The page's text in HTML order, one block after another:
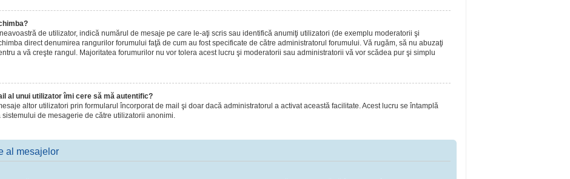
de utilizator, indică numărul de mesaje pe care le-aţi scris sau identifică anumiţi utilizatori (de exemplu moderatorii şi
direct denumirea rangurilor forumului faţă de cum au fost specificate de către administratorul forumului. Vă rugăm, să nu abuzaţi
a vă creşte rangul. Majoritatea forumurilor nu vor tolera acest lucru şi moderatorii sau administratorii vă vor scădea pur şi simplu
al unui utilizator îmi cere să mă autentific?
altor utilizatori prin formularul încorporat de mail şi doar dacă administratorul a activat această facilitate. Acest lucru se întamplă
de mesagerie de către utilizatorii anonimi.
al mesajelor